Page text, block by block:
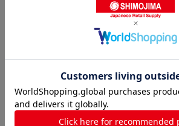
惣菜シールの人気商品との比較